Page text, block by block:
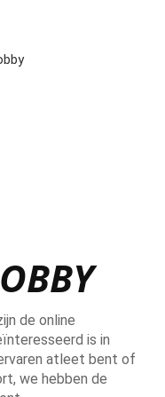
de online
is in
atleet bent of
we hebben de